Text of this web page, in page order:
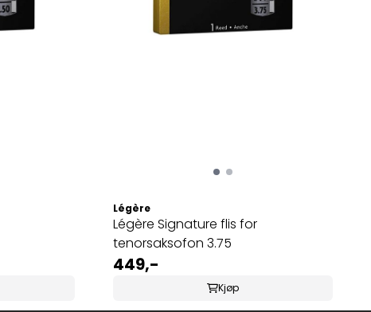
Légère
Légère Signature flis for
tenorsaksofon 3.75
449,-
Kjøp